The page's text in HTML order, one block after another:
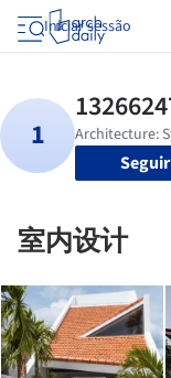
Iniciar sessão
Seguir
室内设计